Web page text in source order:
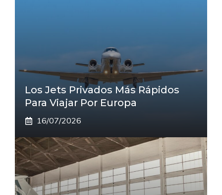
Los Jets Privados Más Rápidos
Para Viajar Por Europa
16/07/2026